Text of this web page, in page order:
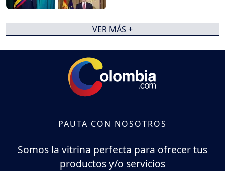
VER MÁS +
PAUTA CON NOSOTROS
Somos la vitrina perfecta para ofrecer tus
productos y/o servicios